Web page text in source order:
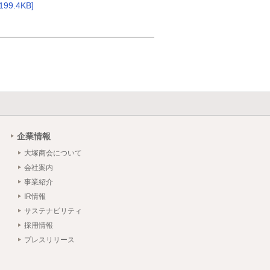
企業情報
大塚商会について
会社案内
事業紹介
IR情報
サステナビリティ
採用情報
プレスリリース